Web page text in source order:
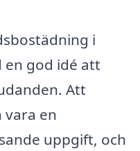
i
god idé att
Att
en
uppgift, och